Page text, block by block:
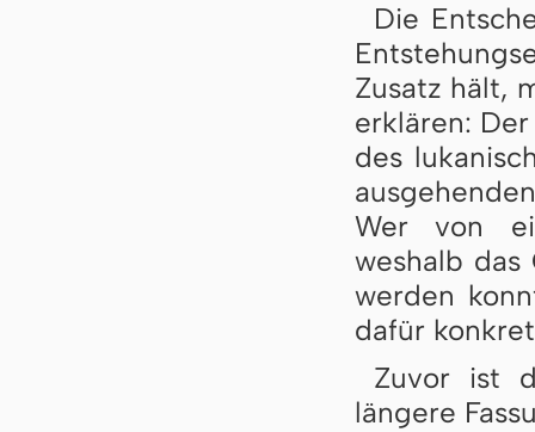
Die
Zusatz hält,
erklären:
des
Wer von
weshalb das
werden
dafür
Zuvor ist
längere